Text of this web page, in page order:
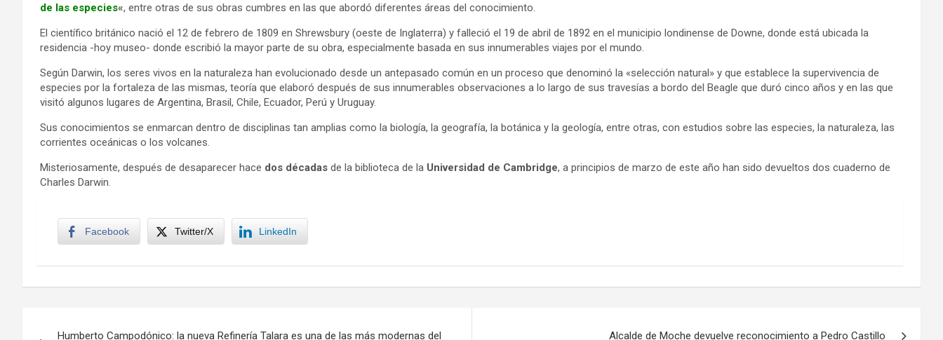
de las especies«, entre otras de sus obras cumbres en las que abordó diferentes áreas del conocimiento.
El científico británico nació el 12 de febrero de 1809 en Shrewsbury (oeste de Inglaterra) y falleció el 19 de abril de 1892 en el municipio londinense de Downe, donde está ubicada la
residencia -hoy museo- donde escribió la mayor parte de su obra, especialmente basada en sus innumerables viajes por el mundo.
Según Darwin, los seres vivos en la naturaleza han evolucionado desde un antepasado común en un proceso que denominó la «selección natural» y que establece la supervivencia de
especies por la fortaleza de las mismas, teoría que elaboró después de sus innumerables observaciones a lo largo de sus travesías a bordo del Beagle que duró cinco años y en las que
visitó algunos lugares de Argentina, Brasil, Chile, Ecuador, Perú y Uruguay.
Sus conocimientos se enmarcan dentro de disciplinas tan amplias como la biología, la geografía, la botánica y la geología, entre otras, con estudios sobre las especies, la naturaleza, las
corrientes oceánicas o los volcanes.
Misteriosamente, después de desaparecer hace dos décadas de la biblioteca de la Universidad de Cambridge, a principios de marzo de este año han sido devueltos dos cuaderno de
Charles Darwin.
Facebook Twitter/X LinkedIn
Humberto Campodónico: la nueva Refinería Talara es una de las más modernas del
Alcalde de Moche devuelve reconocimiento a Pedro Castillo